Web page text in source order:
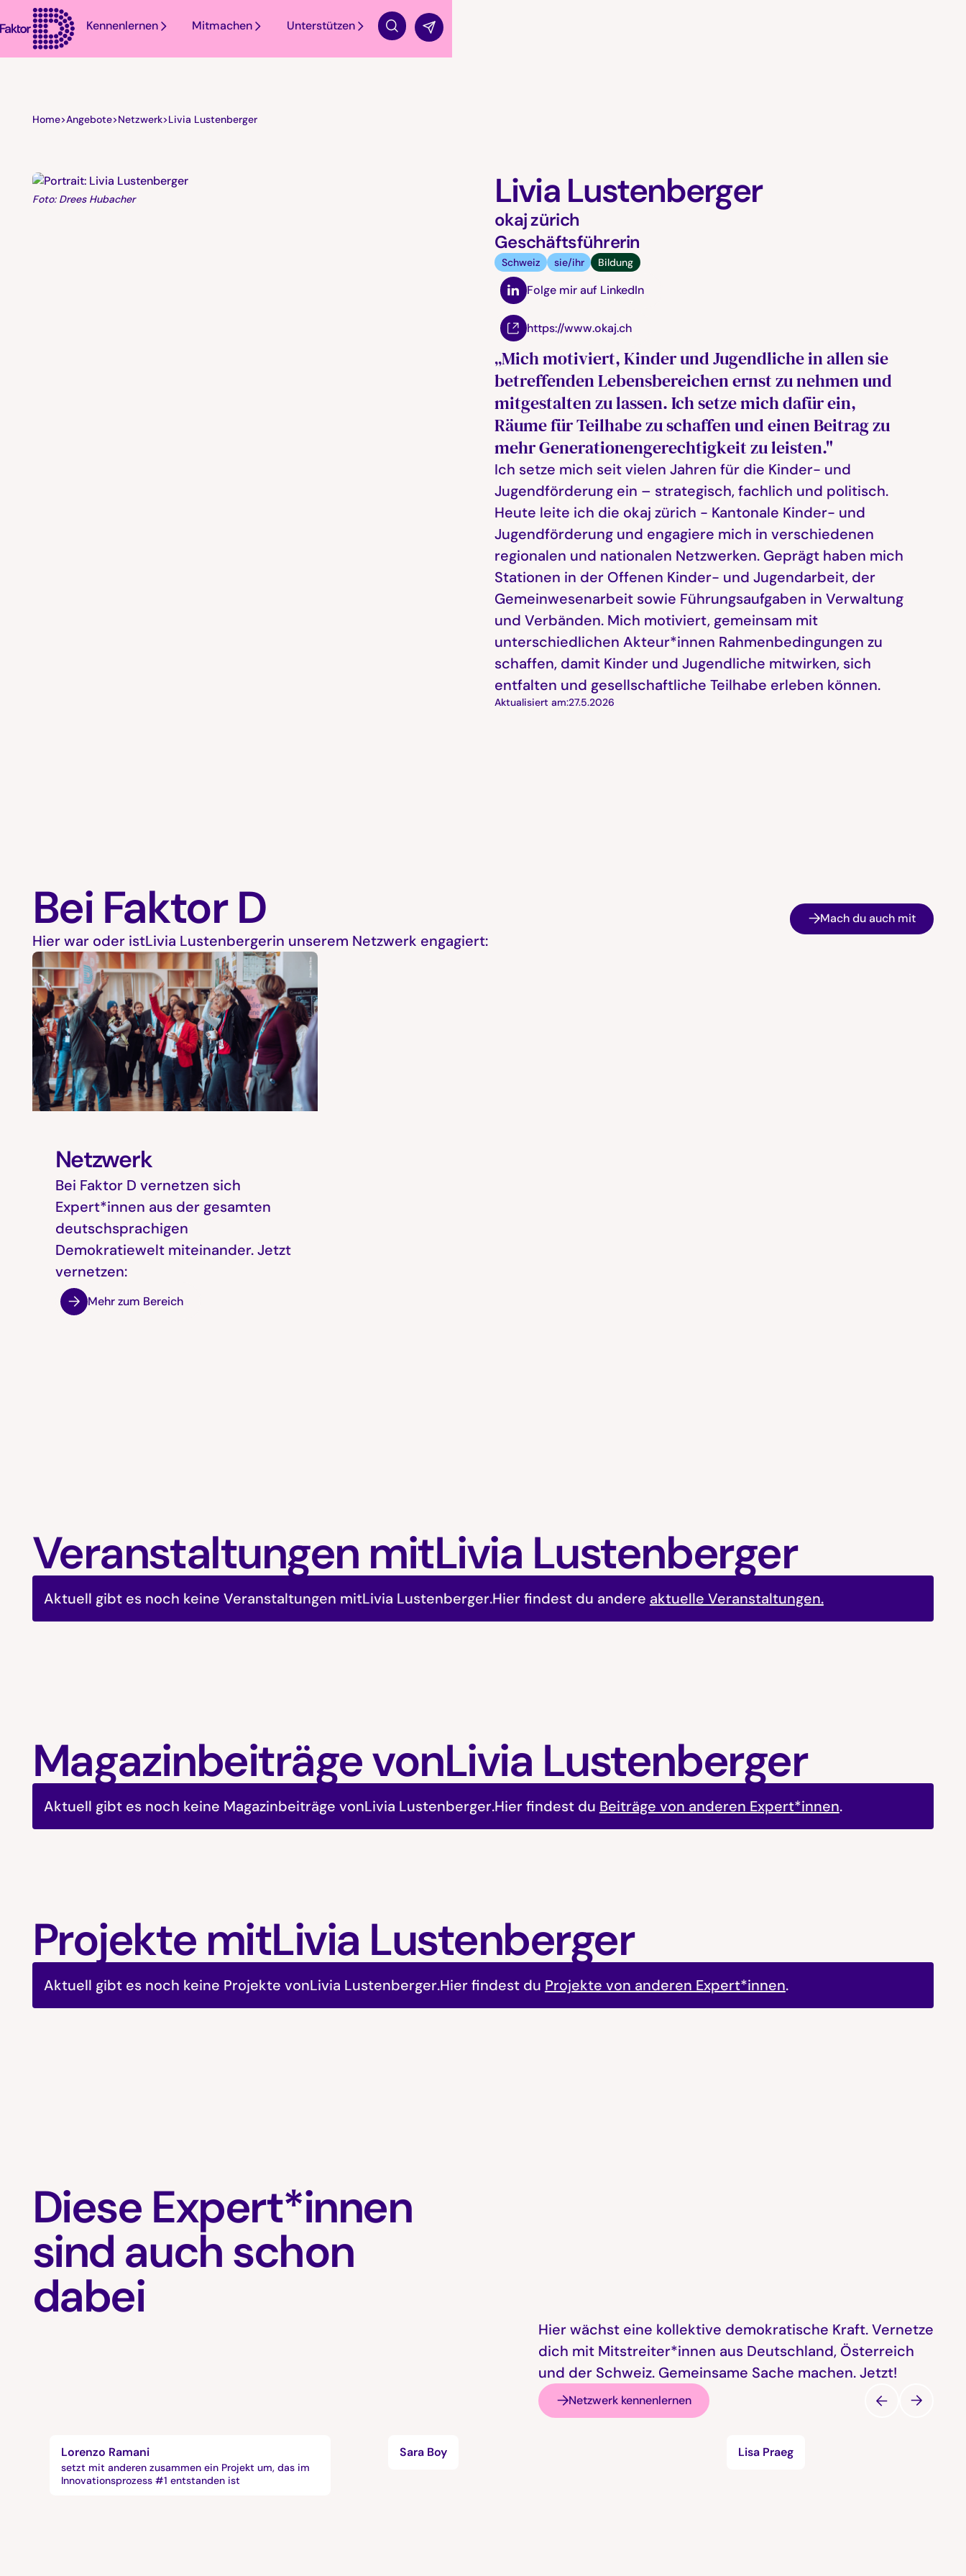
Kennenlernen Mitmachen Unterstützen
Suche
Home>Angebote>Netzwerk>Livia Lustenberger
Foto: Drees Hubacher Livia Lustenberger
okaj zürich
Geschäftsführerin
Schweiz sie/ihr Bildung
Folge mir auf LinkedIn
https://www.okaj.ch
„Mich motiviert, Kinder und Jugendliche in allen sie
betreffenden Lebensbereichen ernst zu nehmen und
mitgestalten zu lassen. Ich setze mich dafür ein,
Räume für Teilhabe zu schaffen und einen Beitrag zu
mehr Generationengerechtigkeit zu leisten."
Ich setze mich seit vielen Jahren für die Kinder- und
Jugendförderung ein – strategisch, fachlich und politisch.
Heute leite ich die okaj zürich - Kantonale Kinder- und
Jugendförderung und engagiere mich in verschiedenen
regionalen und nationalen Netzwerken. Geprägt haben mich
Stationen in der Offenen Kinder- und Jugendarbeit, der
Gemeinwesenarbeit sowie Führungsaufgaben in Verwaltung
und Verbänden. Mich motiviert, gemeinsam mit
unterschiedlichen Akteur*innen Rahmenbedingungen zu
schaffen, damit Kinder und Jugendliche mitwirken, sich
entfalten und gesellschaftliche Teilhabe erleben können.
Aktualisiert am:27.5.2026
Bei Faktor D
Hier war oder istLivia Lustenbergerin unserem Netzwerk engagiert:
Mach du auch mit
Netzwerk
Bei Faktor D vernetzen sich
Expert*innen aus der gesamten
deutschsprachigen
Demokratiewelt miteinander. Jetzt
vernetzen:
Mehr zum Bereich
Veranstaltungen mitLivia Lustenberger
Aktuell gibt es noch keine Veranstaltungen mitLivia Lustenberger.Hier findest du andere aktuelle Veranstaltungen.
Magazinbeiträge vonLivia Lustenberger
Aktuell gibt es noch keine Magazinbeiträge vonLivia Lustenberger.Hier findest du Beiträge von anderen Expert*innen.
Projekte mitLivia Lustenberger
Aktuell gibt es noch keine Projekte vonLivia Lustenberger.Hier findest du Projekte von anderen Expert*innen.
Diese Expert*innen
sind auch schon
dabei
Hier wächst eine kollektive demokratische Kraft. Vernetze
dich mit Mitstreiter*innen aus Deutschland, Österreich
und der Schweiz. Gemeinsame Sache machen. Jetzt!
Netzwerk kennenlernen
Lorenzo Ramani
setzt mit anderen zusammen ein Projekt um, das im
Innovationsprozess #1 entstanden ist
Sara Boy Lisa Praeg